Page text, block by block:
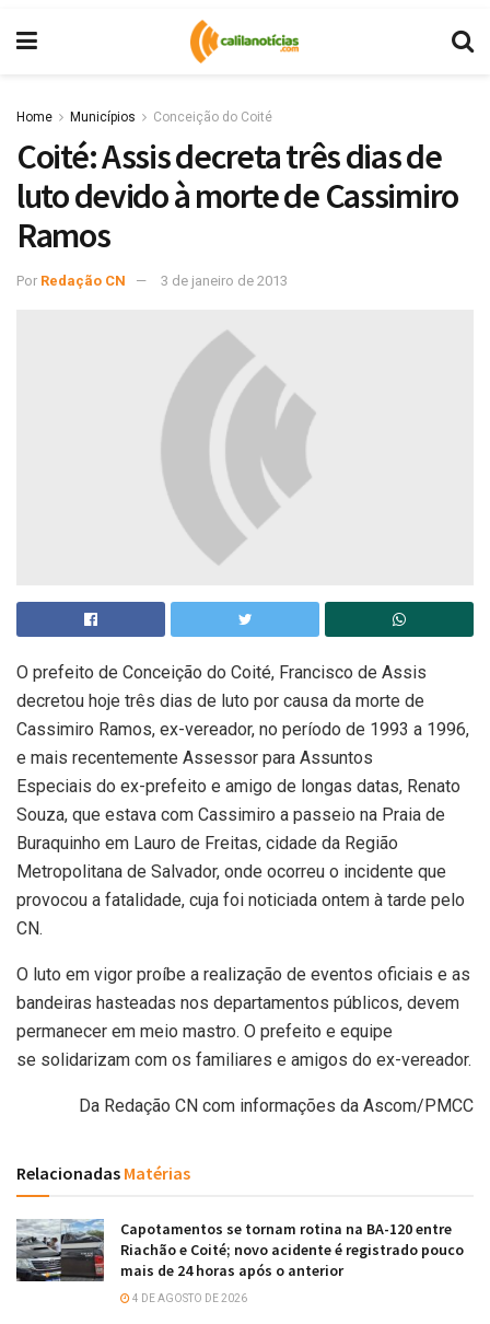
Home Municípios Conceição do Coité
Coité: Assis decreta três dias de
luto devido à morte de Cassimiro
Ramos
Por Redação CN 3 de janeiro de 2013
O prefeito de Conceição do Coité, Francisco de Assis
decretou hoje três dias de luto por causa da morte de
Cassimiro Ramos, ex-vereador, no período de 1993 a 1996,
e mais recentemente Assessor para Assuntos
Especiais do ex-prefeito e amigo de longas datas, Renato
Souza, que estava com Cassimiro a passeio na Praia de
Buraquinho em Lauro de Freitas, cidade da Região
Metropolitana de Salvador, onde ocorreu o incidente que
provocou a fatalidade, cuja foi noticiada ontem à tarde pelo
CN.
O luto em vigor proíbe a realização de eventos oficiais e as
bandeiras hasteadas nos departamentos públicos, devem
permanecer em meio mastro. O prefeito e equipe
se solidarizam com os familiares e amigos do ex-vereador.
Da Redação CN com informações da Ascom/PMCC
Relacionadas Matérias
Capotamentos se tornam rotina na BA-120 entre
Riachão e Coité; novo acidente é registrado pouco
mais de 24 horas após o anterior
4 DE AGOSTO DE 2026